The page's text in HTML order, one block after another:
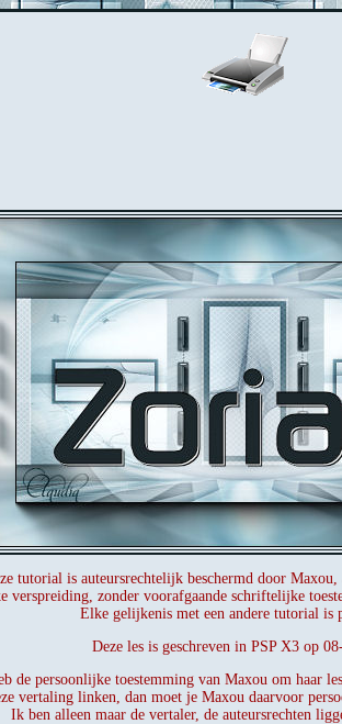
tutorial is auteursrechtelijk beschermd door Maxou,
verspreiding, zonder voorafgaande schriftelijke
Elke gelijkenis met een andere tutorial is
Deze les is geschreven in PSP X3 op
de persoonlijke toestemming van Maxou om haar
vertaling linken, dan moet je Maxou daarvoor
Ik ben alleen maar de vertaler, de auteursrechten